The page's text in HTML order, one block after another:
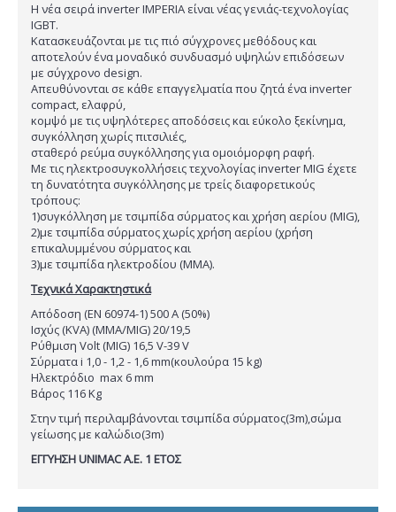
H νέα σειρά inverter IMPERIA είναι νέας γενιάς-τεχνολογίας
IGBT.
Κατασκευάζονται με τις πιό σύγχρονες μεθόδους και
αποτελούν ένα μοναδικό συνδυασμό υψηλών επιδόσεων
με σύγχρονο design.
Απευθύνονται σε κάθε επαγγελματία που ζητά ένα inverter
compact, ελαφρύ,
κομψό με τις υψηλότερες αποδόσεις και εύκολο ξεκίνημα,
συγκόλληση χωρίς πιτσιλιές,
σταθερό ρεύμα συγκόλλησης για ομοιόμορφη ραφή.
Με τις ηλεκτροσυγκολλήσεις τεχνολογίας inverter MIG έχετε
τη δυνατότητα συγκόλλησης με τρείς διαφορετικούς
τρόπους:
1)συγκόλληση με τσιμπίδα σύρματος και χρήση αερίου (MIG),
2)με τσιμπίδα σύρματος χωρίς χρήση αερίου (χρήση
επικαλυμμένου σύρματος και
3)με τσιμπίδα ηλεκτροδίου (ΜΜΑ).
Τεχνικά Χαρακτηστικά
Απόδοση (ΕΝ 60974-1) 500 A (50%)
Ισχύς (KVA) (MMA/MIG) 20/19,5
Ρύθμιση Volt (MIG) 16,5 V-39 V
Σύρματα i 1,0 - 1,2 - 1,6 mm(κουλούρα 15 kg)
Ηλεκτρόδιο max 6 mm
Βάρος 116 Kg
Στην τιμή περιλαμβάνονται τσιμπίδα σύρματος(3m),σώμα
γείωσης με καλώδιο(3m)
ΕΓΓΥΗΣΗ UNIMAC Α.Ε. 1 ΕΤΟΣ